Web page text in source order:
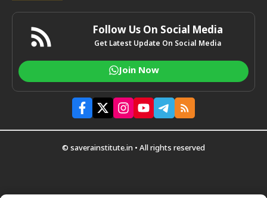
Follow Us On Social Media
Get Latest Update On Social Media
Join Now
© saverainstitute.in • All rights reserved